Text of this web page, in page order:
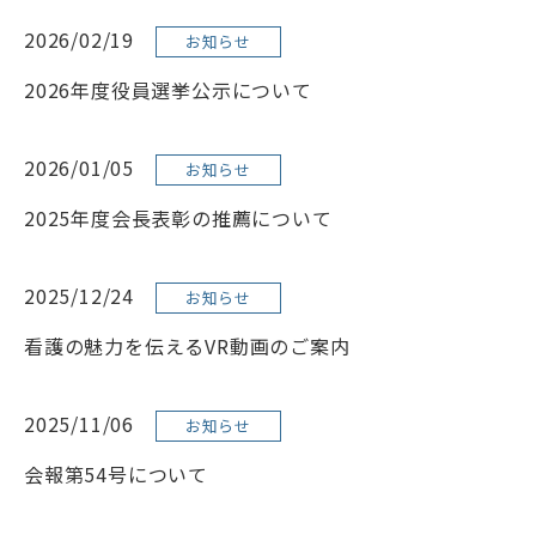
2026/02/19 お知らせ
2026年度役員選挙公示について
2026/01/05 お知らせ
2025年度会長表彰の推薦について
2025/12/24 お知らせ
看護の魅力を伝えるVR動画のご案内
2025/11/06 お知らせ
会報第54号について